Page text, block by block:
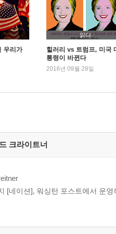
자 - 143
출혈 경주
- 168
턴, 아무도 알아주지 않을 수 있다
- 215
를 어떻게 바라볼까? - 245
누구인가? - 260
우리가
읽다
힐러리 vs 트럼프, 미국
통령이 바뀐다
2016년 09월 28일
크라이트너
[네이션], 워싱턴 포스트에서 운